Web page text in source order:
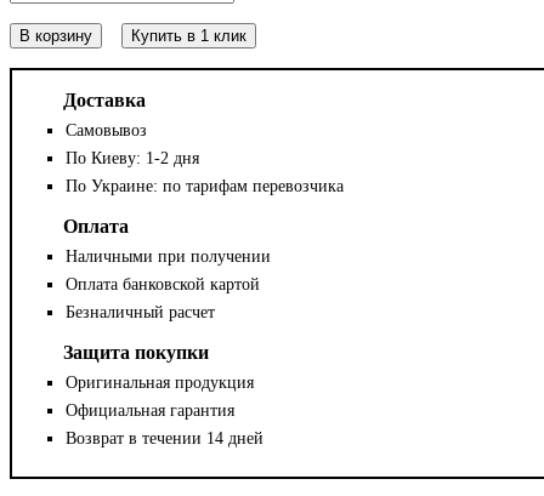
В корзину Купить в 1 клик
Доставка
Самовывоз
По Киеву: 1-2 дня
По Украине: по тарифам перевозчика
Оплата
Наличными при получении
Оплата банковской картой
Безналичный расчет
Защита покупки
Оригинальная продукция
Официальная гарантия
Возврат в течении 14 дней